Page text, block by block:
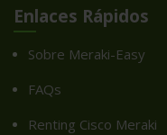
Enlaces Rápidos
Sobre Meraki-Easy
FAQs
Renting Cisco Meraki